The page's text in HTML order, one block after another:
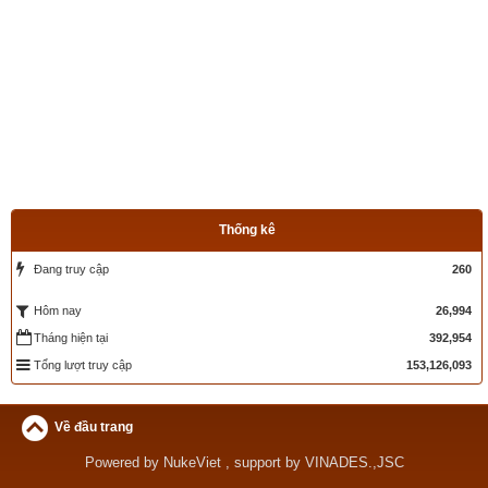
Xem ngày
Thầy Uri – Tổng biên tập chuyên mục giác ngộ
Trích từ cuốn Sách Truyện cổ phật giáo
Đang truy cập 260
Tổng lượt truy cập 153,126,093
Về đầu trang